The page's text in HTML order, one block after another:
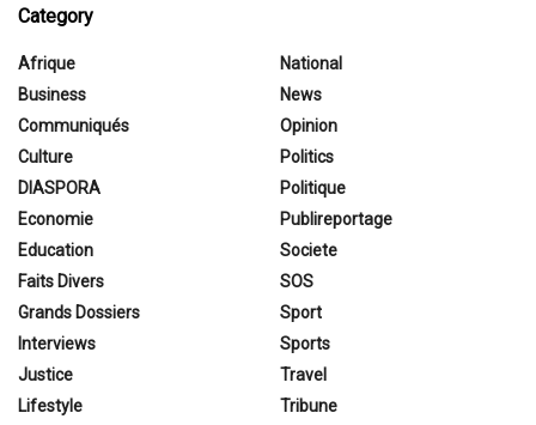
Category
Afrique
Business
Communiqués
Culture
DIASPORA
Economie
Education
Faits Divers
Grands Dossiers
Interviews
Justice
Lifestyle
National
News
Opinion
Politics
Politique
Publireportage
Societe
SOS
Sport
Sports
Travel
Tribune